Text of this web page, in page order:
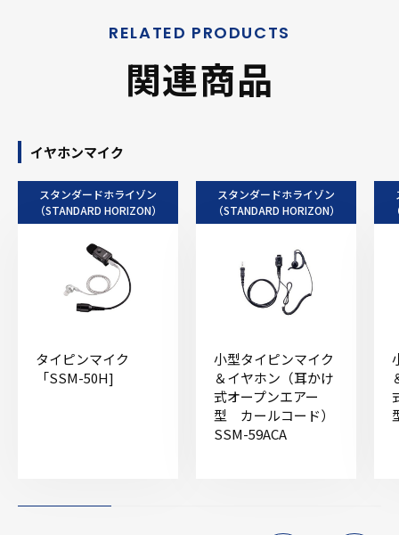
関連商品
イヤホンマイク
スタンダードホライゾン
（STANDARD HORIZON）
タイピンマイク
「SSM-50H]
スタンダードホライゾン
（STANDARD HORIZON）
小型タイピンマイク
＆イヤホン（耳かけ
式オープンエアー
型 カールコード）
SSM-59ACA